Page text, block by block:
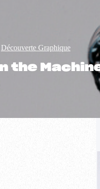
Découverte Graphique
the